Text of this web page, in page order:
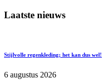
Laatste nieuws
Stijlvolle regenkleding; het kan dus wel!
6 augustus 2026